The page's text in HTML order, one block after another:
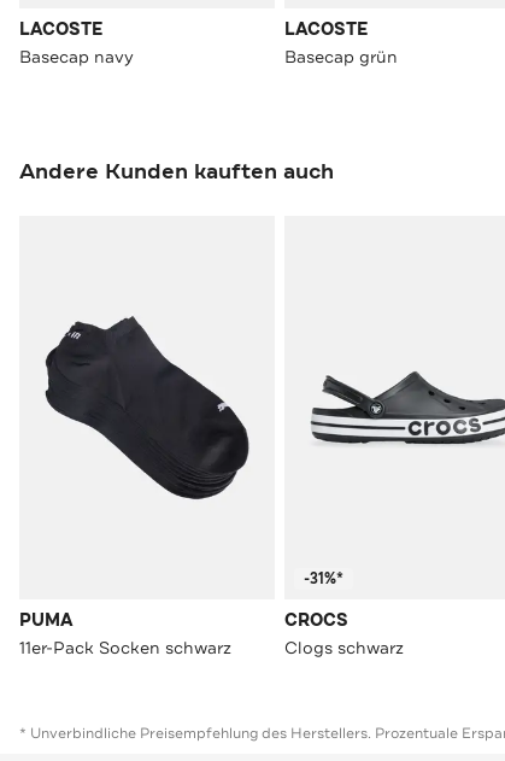
LACOSTE
Basecap navy
LACOSTE
Basecap grün
Andere Kunden kauften auch
PUMA
11er-Pack Socken schwarz
-31%*
CROCS
Clogs schwarz
* Unverbindliche Preisempfehlung des Herstellers. Prozentuale